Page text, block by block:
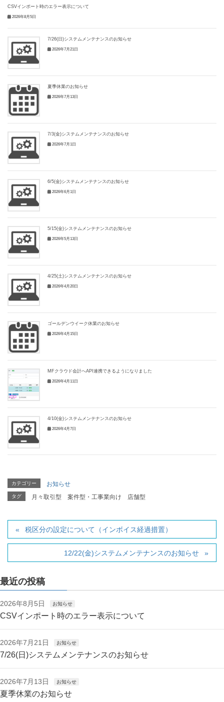
CSVインポート時のエラー表示について
2026年8月5日
7/26(日)システムメンテナンスのお知らせ
2026年7月21日
夏季休業のお知らせ
2026年7月13日
7/3(金)システムメンテナンスのお知らせ
2026年7月1日
6/5(金)システムメンテナンスのお知らせ
2026年6月1日
5/15(金)システムメンテナンスのお知らせ
2026年5月13日
4/25(土)システムメンテナンスのお知らせ
2026年4月20日
ゴールデンウイーク休業のお知らせ
2026年4月15日
MFクラウド会計へAPI連携できるようになりました
2026年4月11日
4/10(金)システムメンテナンスのお知らせ
2026年4月7日
カテゴリー お知らせ
タグ 月々取引型 案件型・工事業向け 店舗型
税区分の設定について（インボイス経過措置）
12/22(金)システムメンテナンスのお知らせ
最近の投稿
2026年8月5日 お知らせ
CSVインポート時のエラー表示について
2026年7月21日 お知らせ
7/26(日)システムメンテナンスのお知らせ
2026年7月13日 お知らせ
夏季休業のお知らせ